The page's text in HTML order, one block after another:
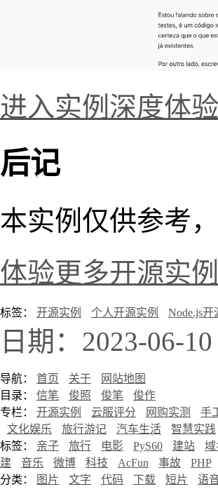
进入实例深度体验
后记
本实例仅供参考
体验更多开源实例
标签： 开源实例 个人开源实例 Node.js开
日期：2023-06-10
导航： 首页 关于
网站地图
目录： 信笔 俊照 俊笔
俊作
专栏： 开源实例 云服评分 网购实测 手
文化娱乐
旅行游记 汽车生活 智慧实践
标签： 亲子 旅行 电影 PyS60 建站 域
建
音乐 微博 科技 AcFun 事故 PHP
分类：
图片 文字 代码 下载 短片
语